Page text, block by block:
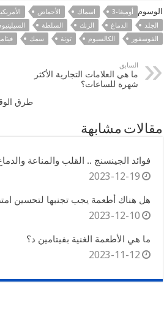
الوسوم أوميغا-3 اسماك الأحماض
الجلد
الدماغ الزنك السلطة
الفوسفور
الكالسيوم تونة سمك
السابق
ما هي العلامات التجارية الأكثر
شهرة للساعات؟
طرق
مقالات مشابهة
فوائد الجينسنج .. القلب والمناعة
2023-12-19
هل هناك أطعمة يجب تجنبها لتحسين
2023-12-10
ما هي الأطعمة الغنية بفيتامين د؟
2023-11-12